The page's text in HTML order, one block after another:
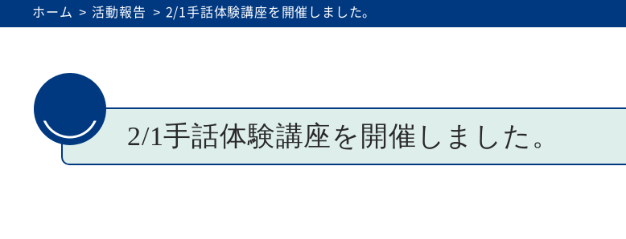
ホーム 活動報告 2/1手話体験講座を開催しました。
2/1手話体験講座を開催しました。